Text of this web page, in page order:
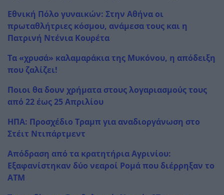
Εθνική Πόλο γυναικών: Στην Αθήνα οι
πρωταθλήτριες κόσμου, ανάμεσα τους και η
Πατρινή Ντένια Κουρέτα
Τα «χρυσά» καλαμαράκια της Μυκόνου, η απόδειξη
που ζαλίζει!
Ποιοι θα δουν χρήματα στους λογαριασμούς τους
από 22 έως 25 Απριλίου
ΗΠΑ: Προσχέδιο Τραμπ για αναδιοργάνωση στο
Στέιτ Ντιπάρτμεντ
Απόδραση από τα κρατητήρια Αγρινίου:
Εξαφανίστηκαν δύο νεαροί Ρομά που διέρρηξαν το
ATM